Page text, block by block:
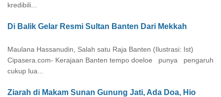
kredibili...
Di Balik Gelar Resmi Sultan Banten Dari Mekkah
Maulana Hassanudin, Salah satu Raja Banten (Ilustrasi: Ist)
Cipasera.com- Kerajaan Banten tempo doeloe punya pengaruh
cukup lua...
Ziarah di Makam Sunan Gunung Jati, Ada Doa, Hio